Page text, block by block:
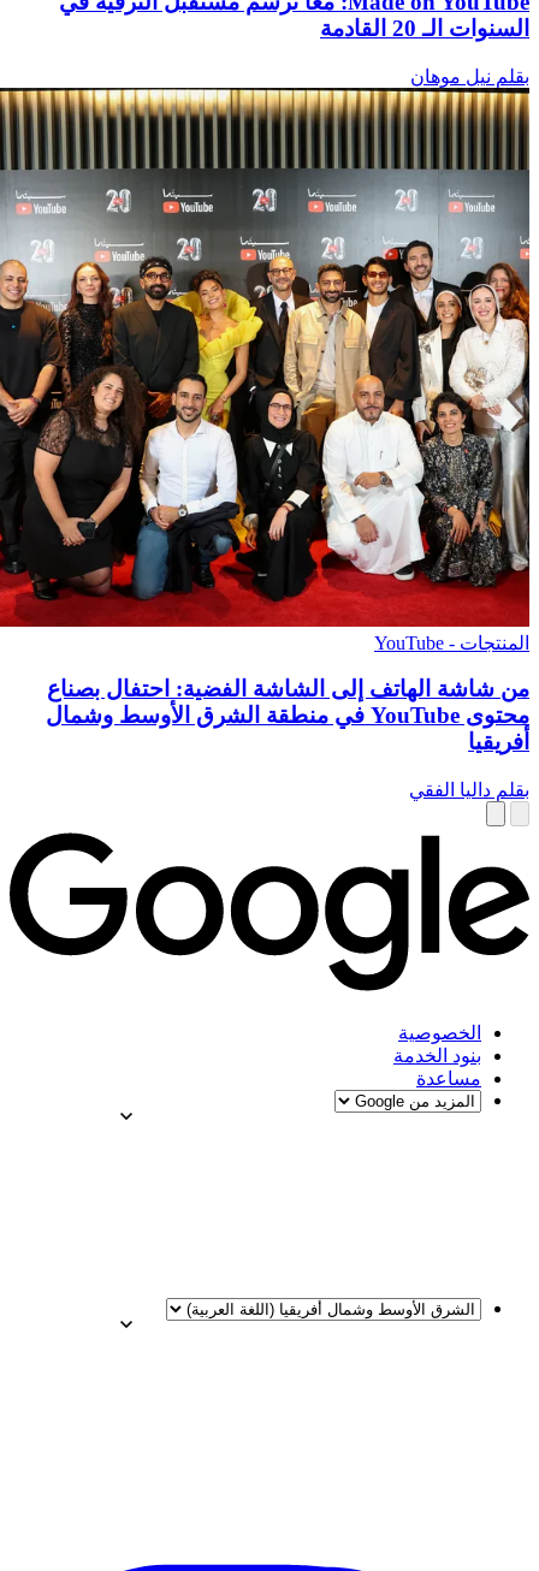
السنوات الـ 20 القادمة
بقلم نيل موهان
المنتجات - YouTube
من شاشة الهاتف إلى الشاشة الفضية: احتفال بصناع
محتوى YouTube في منطقة الشرق الأوسط وشمال
أفريقيا
بقلم داليا الفقي
الخصوصية
بنود الخدمة
مساعدة